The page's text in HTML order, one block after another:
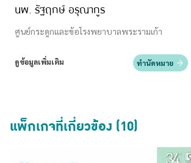
นพ. รัฐฤกษ์ อรุณากูร
ศูนย์กระดูกและข้อโรงพยาบาลพระรามเก้า
ดูข้อมูลเพิ่มเติม ทำนัดหมาย
แพ็กเกจที่เกี่ยวข้อง (10)